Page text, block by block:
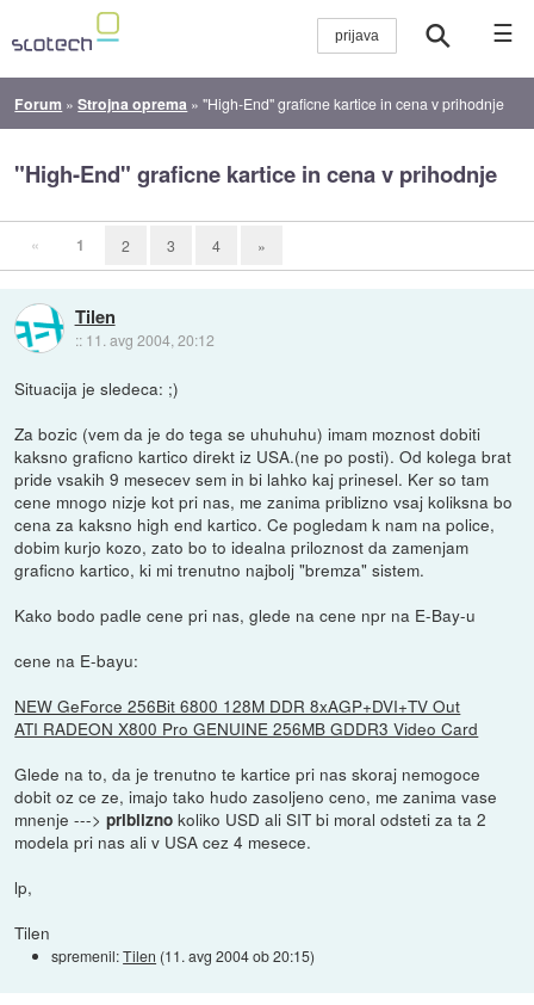
☰
Forum »Strojna oprema »"High-End" graficne kartice in cena v prihodnje
"High-End" graficne kartice in cena v prihodnje
« 1 2 3 4 »
Tilen
:: 11. avg 2004, 20:12
Situacija je sledeca: ;)
Za bozic (vem da je do tega se uhuhuhu) imam moznost dobiti
kaksno graficno kartico direkt iz USA.(ne po posti). Od kolega brat
pride vsakih 9 mesecev sem in bi lahko kaj prinesel. Ker so tam
cene mnogo nizje kot pri nas, me zanima priblizno vsaj koliksna bo
cena za kaksno high end kartico. Ce pogledam k nam na police,
dobim kurjo kozo, zato bo to idealna priloznost da zamenjam
graficno kartico, ki mi trenutno najbolj "bremza" sistem.
Kako bodo padle cene pri nas, glede na cene npr na E-Bay-u
cene na E-bayu:
NEW GeForce 256Bit 6800 128M DDR 8xAGP+DVI+TV Out
ATI RADEON X800 Pro GENUINE 256MB GDDR3 Video Card
Glede na to, da je trenutno te kartice pri nas skoraj nemogoce
dobit oz ce ze, imajo tako hudo zasoljeno ceno, me zanima vase
mnenje --->priblizno koliko USD ali SIT bi moral odsteti za ta 2
modela pri nas ali v USA cez 4 mesece.
lp,
Tilen
spremenil:Tilen (11. avg 2004 ob 20:15)